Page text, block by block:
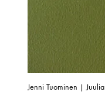
Jenni Tuominen | Juulia